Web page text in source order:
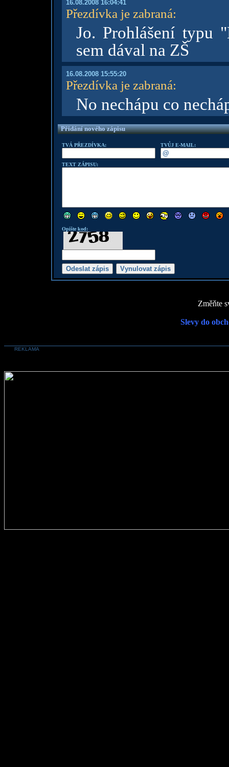
16.08.2008 16:04:41
Přezdívka je zabraná:
Jo. Prohlášení typu
sem dával na ZŠ
16.08.2008 15:55:20
Přezdívka je zabraná:
No nechápu co
Přidání nového zápisu
TVÁ PŘEZDÍVKA: TVŮJ E-MAIL:
TEXT ZÁPISU:
Opište kod:
Změňte
Slevy do
REKLAMA